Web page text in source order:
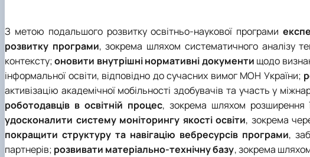
З метою подальшого розвитку освітньо-наукової програми
розвитку програми, зокрема шляхом систематичного аналізу
контексту;оновити внутрішні нормативні документи щодо
інформальної освіти, відповідно до сучасних вимог МОН України;
активізацію академічної мобільності здобувачів та участь у
роботодавців в освітній процес, зокрема шляхом розширення
удосконалити систему моніторингу якості освіти, зокрема
покращити структуру та навігацію вебресурсів програми,
партнерів; розвивати матеріально-технічну базу, зокрема